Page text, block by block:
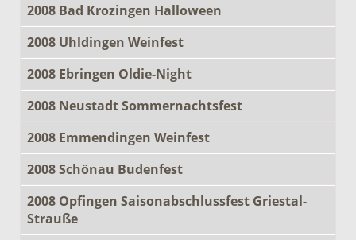
2008 Bad Krozingen Halloween
2008 Uhldingen Weinfest
2008 Ebringen Oldie-Night
2008 Neustadt Sommernachtsfest
2008 Emmendingen Weinfest
2008 Schönau Budenfest
2008 Opfingen Saisonabschlussfest Griestal-
Strauße